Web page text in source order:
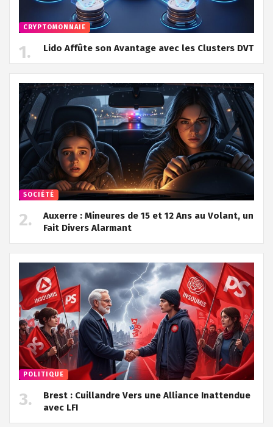
CRYPTOMONNAIE
Lido Affûte son Avantage avec les Clusters DVT
SOCIÉTÉ
Auxerre : Mineures de 15 et 12 Ans au Volant, un
Fait Divers Alarmant
POLITIQUE
Brest : Cuillandre Vers une Alliance Inattendue
avec LFI